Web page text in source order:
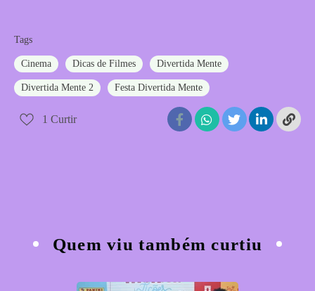
Tags
Cinema Dicas de Filmes Divertida Mente
Divertida Mente 2 Festa Divertida Mente
1 Curtir
Quem viu também curtiu